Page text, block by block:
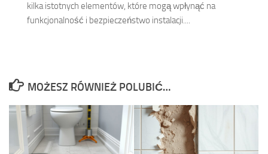
kilka istotnych elementów, które mogą wpłynąć na
funkcjonalność i bezpieczeństwo instalacji....
MOŻESZ RÓWNIEŻ POLUBIĆ…